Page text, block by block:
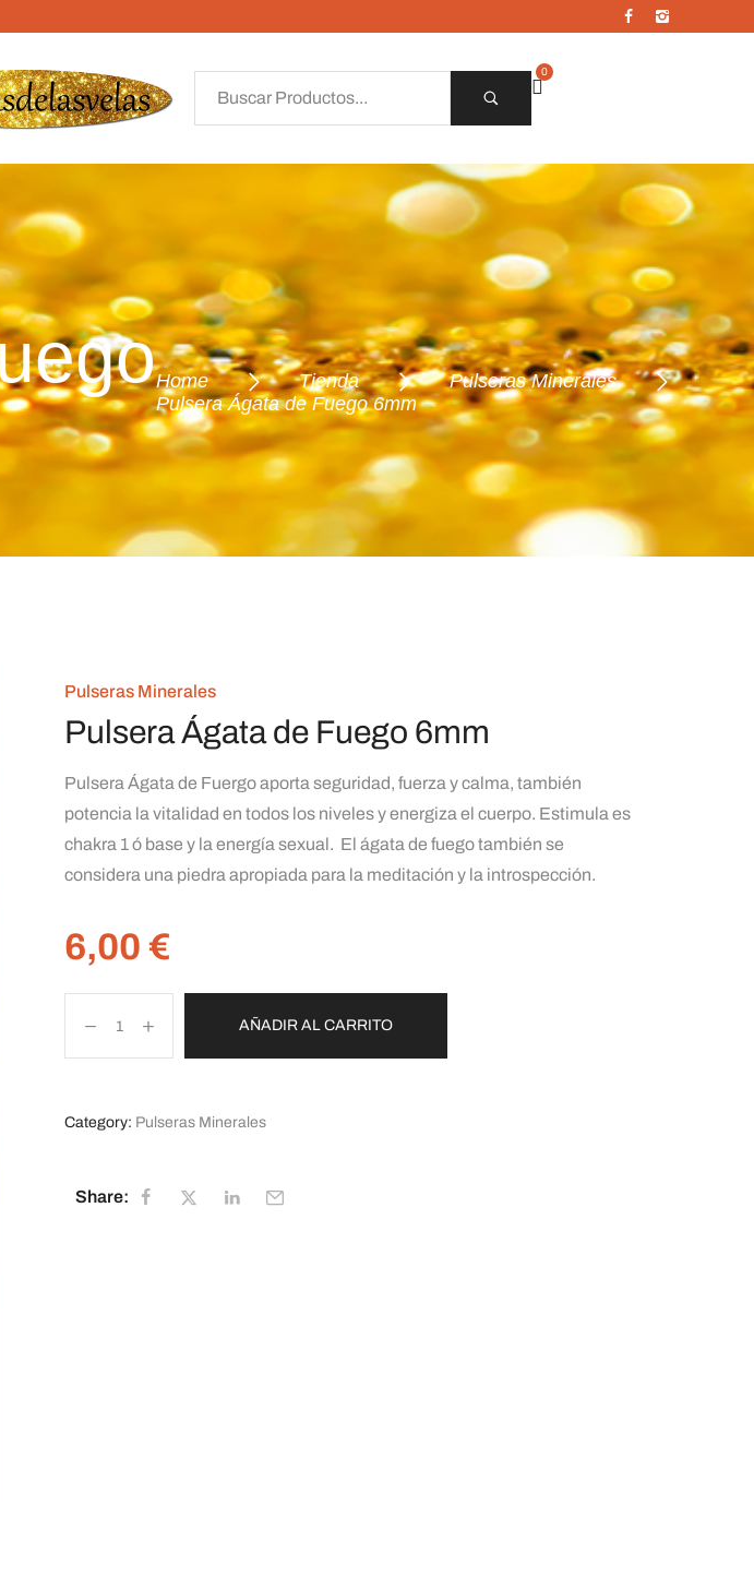
0
Home Tienda
Pulseras Minerales
Pulsera Ágata de Fuego 6mm
Pulseras Minerales
Pulsera Ágata de Fuego 6mm
Pulsera Ágata de Fuergo aporta seguridad, fuerza y calma, también
potencia la vitalidad en todos los niveles y energiza el cuerpo. Estimula es
chakra 1 ó base y la energía sexual. El ágata de fuego también se
considera una piedra apropiada para la meditación y la introspección.
6,00 €
AÑADIR AL CARRITO
Category: Pulseras Minerales
Share: